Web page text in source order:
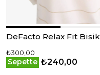
DeFacto Relax Fit
₺300,00
Sepette ₺240,00